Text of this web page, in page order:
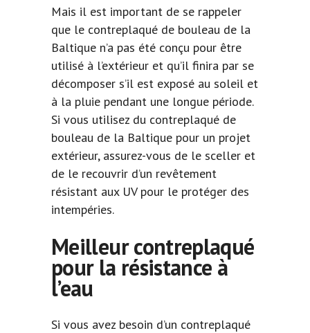
Mais il est important de se rappeler
que le contreplaqué de bouleau de la
Baltique n’a pas été conçu pour être
utilisé à l’extérieur et qu’il finira par se
décomposer s’il est exposé au soleil et
à la pluie pendant une longue période.
Si vous utilisez du contreplaqué de
bouleau de la Baltique pour un projet
extérieur, assurez-vous de le sceller et
de le recouvrir d’un revêtement
résistant aux UV pour le protéger des
intempéries.
Meilleur contreplaqué
pour la résistance à
l’eau
Si vous avez besoin d’un contreplaqué